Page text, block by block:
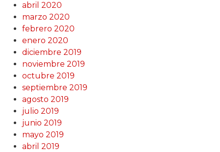
abril 2020
marzo 2020
febrero 2020
enero 2020
diciembre 2019
noviembre 2019
octubre 2019
septiembre 2019
agosto 2019
julio 2019
junio 2019
mayo 2019
abril 2019